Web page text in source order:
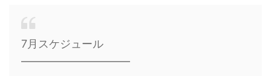
7月スケジュール
━━━━━━━━━━